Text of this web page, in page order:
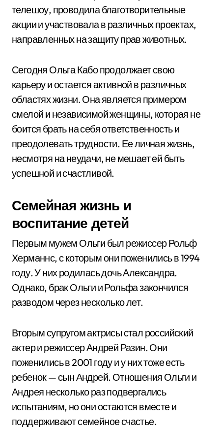
телешоу, проводила благотворительные
акции и участвовала в различных проектах,
направленных на защиту прав животных.
Сегодня Ольга Кабо продолжает свою
карьеру и остается активной в различных
областях жизни. Она является примером
смелой и независимой женщины, которая не
боится брать на себя ответственность и
преодолевать трудности. Ее личная жизнь,
несмотря на неудачи, не мешает ей быть
успешной и счастливой.
Семейная жизнь и
воспитание детей
Первым мужем Ольги был режиссер Рольф
Херманнс, с которым они поженились в 1994
году. У них родилась дочь Александра.
Однако, брак Ольги и Рольфа закончился
разводом через несколько лет.
Вторым супругом актрисы стал российский
актер и режиссер Андрей Разин. Они
поженились в 2001 году и у них тоже есть
ребенок — сын Андрей. Отношения Ольги и
Андрея несколько раз подвергались
испытаниям, но они остаются вместе и
поддерживают семейное счастье.